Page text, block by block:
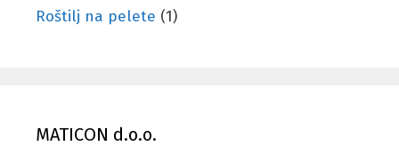
Roštilj na pelete (1)
MATICON d.o.o.